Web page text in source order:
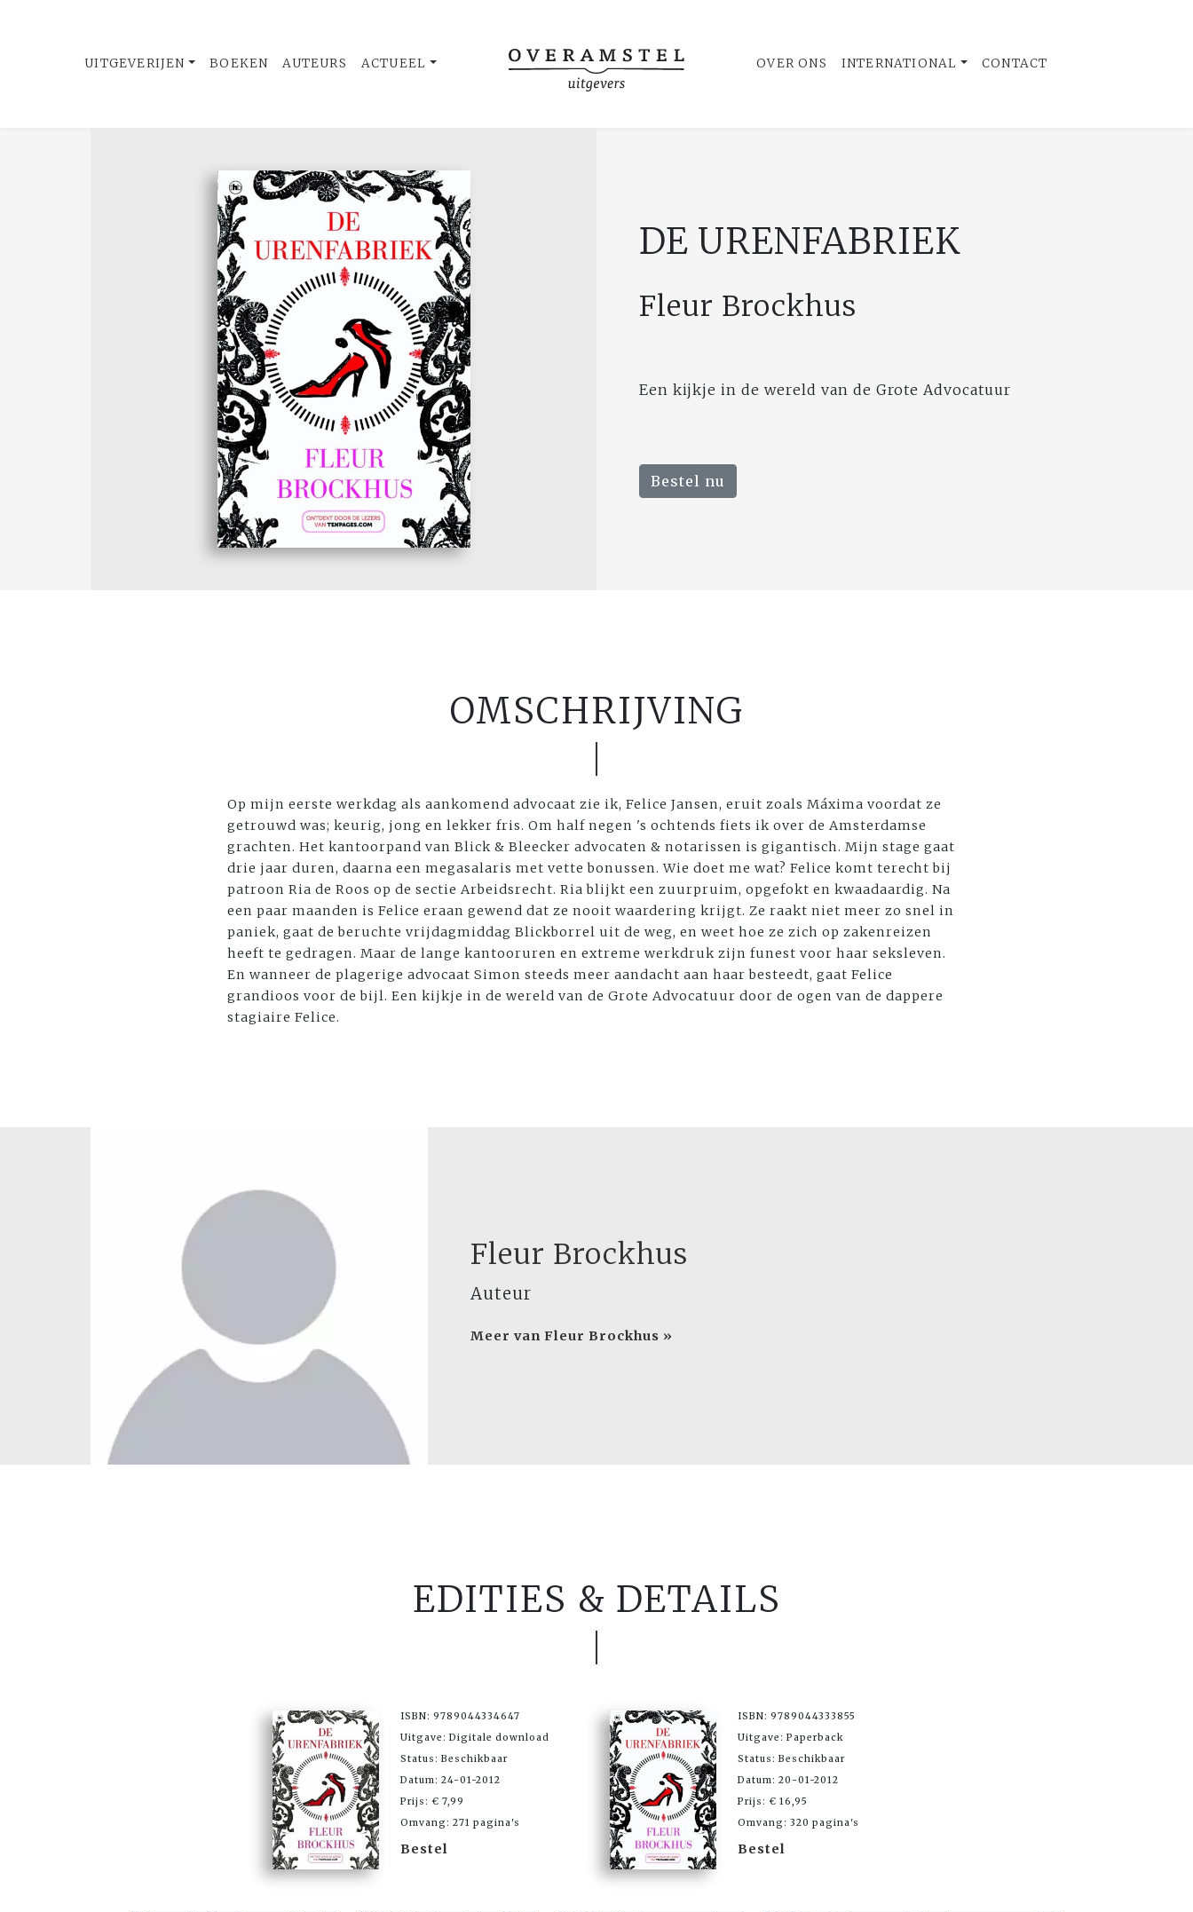
UITGEVERIJEN BOEKEN AUTEURS ACTUEEL OVER ONS INTERNATIONAL CONTACT
DE URENFABRIEK
Fleur Brockhus
Een kijkje in de wereld van de Grote Advocatuur
Bestel nu
OMSCHRIJVING
Op mijn eerste werkdag als aankomend advocaat zie ik, Felice Jansen, eruit zoals Máxima voordat ze
getrouwd was; keurig, jong en lekker fris. Om half negen 's ochtends fiets ik over de Amsterdamse
grachten. Het kantoorpand van Blick & Bleecker advocaten & notarissen is gigantisch. Mijn stage gaat
drie jaar duren, daarna een megasalaris met vette bonussen. Wie doet me wat? Felice komt terecht bij
patroon Ria de Roos op de sectie Arbeidsrecht. Ria blijkt een zuurpruim, opgefokt en kwaadaardig. Na
een paar maanden is Felice eraan gewend dat ze nooit waardering krijgt. Ze raakt niet meer zo snel in
paniek, gaat de beruchte vrijdagmiddag Blickborrel uit de weg, en weet hoe ze zich op zakenreizen
heeft te gedragen. Maar de lange kantooruren en extreme werkdruk zijn funest voor haar seksleven.
En wanneer de plagerige advocaat Simon steeds meer aandacht aan haar besteedt, gaat Felice
grandioos voor de bijl. Een kijkje in de wereld van de Grote Advocatuur door de ogen van de dappere
stagiaire Felice.
Fleur Brockhus
Auteur
Meer van Fleur Brockhus »
EDITIES & DETAILS
ISBN: 9789044334647
Uitgave: Digitale download
Status: Beschikbaar
Datum: 24-01-2012
Prijs: € 7,99
Omvang: 271 pagina's
Bestel
ISBN: 9789044333855
Uitgave: Paperback
Status: Beschikbaar
Datum: 20-01-2012
Prijs: € 16,95
Omvang: 320 pagina's
Bestel